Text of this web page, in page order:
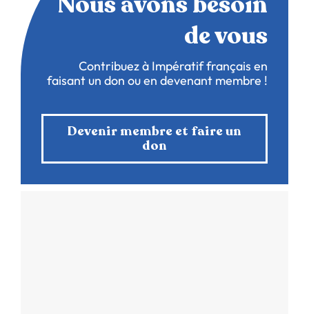
de vous
Contribuez à Impératif français en
faisant un don ou en devenant membre !
Devenir membre et faire un
don